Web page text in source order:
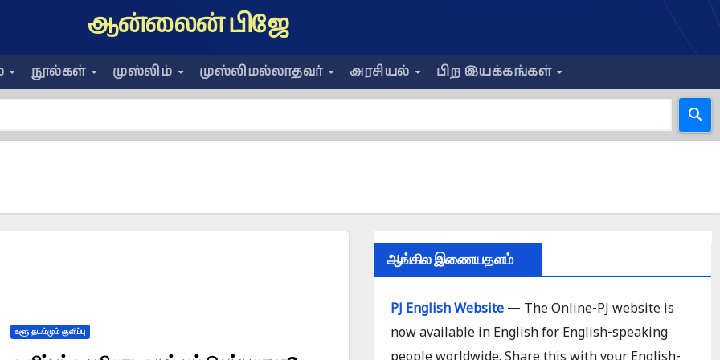
ஆன்லைன் பிஜே
நூல்கள் முஸ்லிம் முஸ்லிமல்லாதவர் அரசியல் பிற இயக்கங்கள்
உளூ தயம்மும் குளிப்பு
ஆங்கில இணையதளம்
PJ English Website— The Online-PJ website is
now available in English for English-speaking